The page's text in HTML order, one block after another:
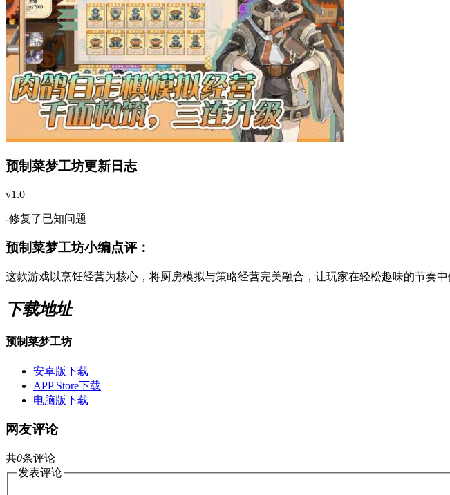
预制菜梦工坊更新日志
v1.0
-修复了已知问题
预制菜梦工坊小编点评：
这款游戏以烹饪经营为核心，将厨房模拟与策略经营完美融合，让玩家在轻松趣味的节奏
下载地址
预制菜梦工坊
安卓版下载
APP Store下载
电脑版下载
网友评论
共0条评论
发表评论